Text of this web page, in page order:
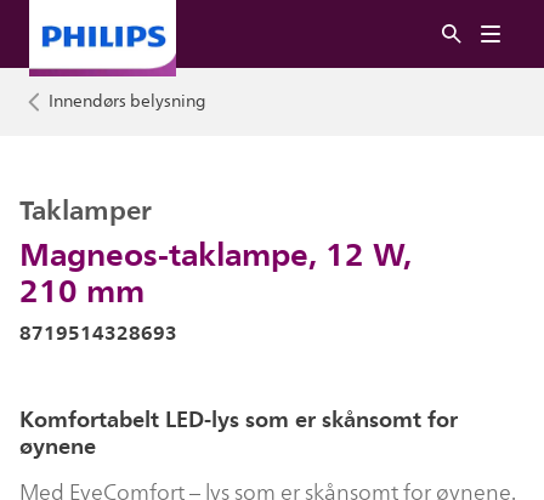
Innendørs belysning
Magneos-taklampe, 12 W,
210 mm
Taklamper
8719514328693
Komfortabelt LED-lys som er skånsomt for
øynene
Med EyeComfort – lys som er skånsomt for øynene.